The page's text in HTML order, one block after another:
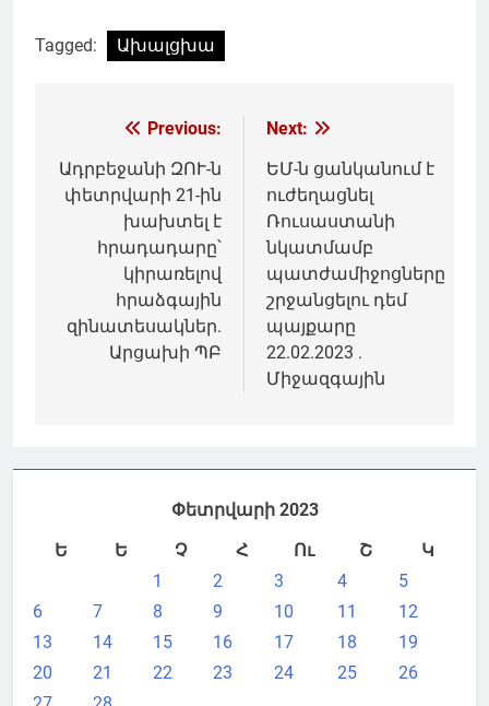
Tagged: Ախալցխա
Գրառումների
նավարկումը
Previous:
Ադրբեջանի ԶՈՒ-ն
փետրվարի 21-ին
խախտել է
հրադադարը՝
կիրառելով
հրաձգային
զինատեսակներ.
Արցախի ՊԲ
Next:
ԵՄ-ն ցանկանում է
ուժեղացնել
Ռուսաստանի
նկատմամբ
պատժամիջոցները
շրջանցելու դեմ
պայքարը
22.02.2023 .
Միջազգային
Փետրվարի 2023
Ե
Ե Չ Հ Ու Շ
Կ
1
2 3 4
5
6
7 8 9 10 11
12
13
14 15 16 17 18
19
20
21 22 23 24 25
26